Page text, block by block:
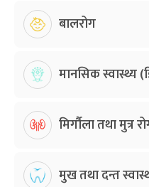
बालरोग
मानसिक स्वास्थ्य
मिर्गौला तथा मुत्र
मुख तथा दन्त